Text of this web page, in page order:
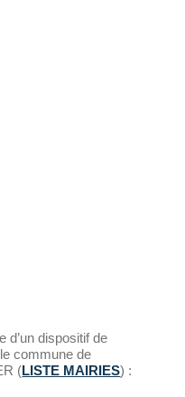
d’un dispositif de
commune de
(LISTE MAIRIES) :